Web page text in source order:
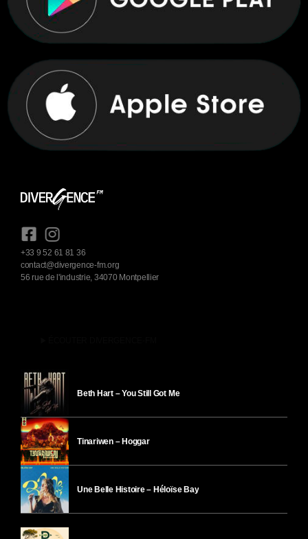
+33 9 52 61 81 36
contact@divergence-fm.org
56 rue de l'industrie, 34070 Montpellier
Beth Hart – You Still Got Me
Tinariwen – Hoggar
Une Belle Histoire – Héloïse Bay